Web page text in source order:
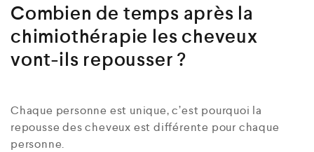
Combien de temps après la
chimiothérapie les cheveux
vont-ils repousser ?
Chaque personne est unique, c’est pourquoi la
repousse des cheveux est différente pour chaque
personne.